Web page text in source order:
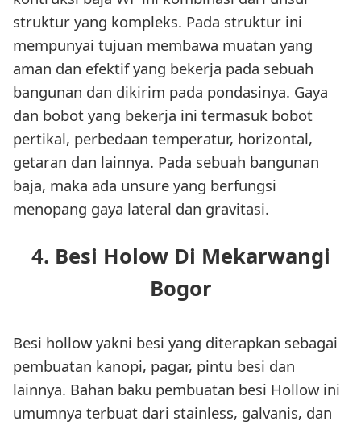
struktur yang kompleks. Pada struktur ini
mempunyai tujuan membawa muatan yang
aman dan efektif yang bekerja pada sebuah
bangunan dan dikirim pada pondasinya. Gaya
dan bobot yang bekerja ini termasuk bobot
pertikal, perbedaan temperatur, horizontal,
getaran dan lainnya. Pada sebuah bangunan
baja, maka ada unsure yang berfungsi
menopang gaya lateral dan gravitasi.
4. Besi Holow Di Mekarwangi
Bogor
Besi hollow yakni besi yang diterapkan sebagai
pembuatan kanopi, pagar, pintu besi dan
lainnya. Bahan baku pembuatan besi Hollow ini
umumnya terbuat dari stainless, galvanis, dan